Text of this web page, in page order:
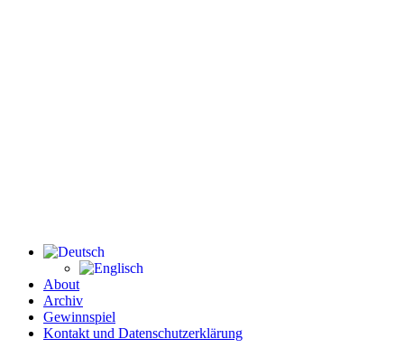
About
Archiv
Gewinnspiel
Kontakt und Datenschutzerklärung